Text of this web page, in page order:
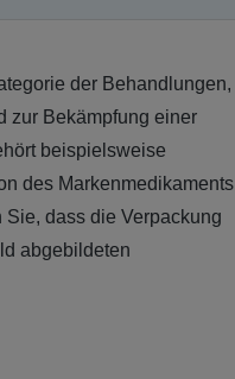
der Behandlungen,
zur Bekämpfung einer
beispielsweise
des Markenmedikaments
dass die Verpackung
abgebildeten